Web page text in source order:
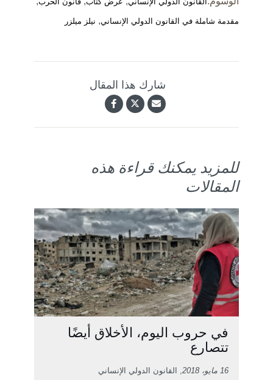
مقدمة شاملة في القانون الدولي الإنساني, نيلز ميلزر
شارك هذا المقال
للمزيد يمكنك قراءة هذه
المقالات
في حروب اليوم، الأخلاق أيضًا
تتصارع
16 مايو، 2018 , القانون الدولي الإنساني